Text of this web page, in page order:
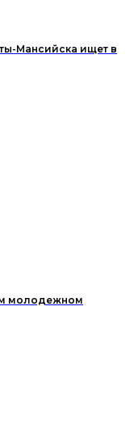
Мансийска ищет в
молодежном